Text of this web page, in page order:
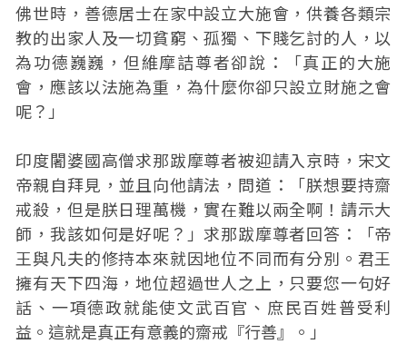
佛世時，善德居士在家中設立大施會，供養各類宗
教的出家人及一切貧窮、孤獨、下賤乞討的人，以
為功德巍巍，但維摩詰尊者卻說：「真正的大施
會，應該以法施為重，為什麼你卻只設立財施之會
呢？」
印度闍婆國高僧求那跋摩尊者被迎請入京時，宋文
帝親自拜見，並且向他請法，問道：「朕想要持齋
戒殺，但是朕日理萬機，實在難以兩全啊！請示大
師，我該如何是好呢？」求那跋摩尊者回答：「帝
王與凡夫的修持本來就因地位不同而有分別。君王
擁有天下四海，地位超過世人之上，只要您一句好
話、一項德政就能使文武百官、庶民百姓普受利
益。這就是真正有意義的齋戒『行善』。」